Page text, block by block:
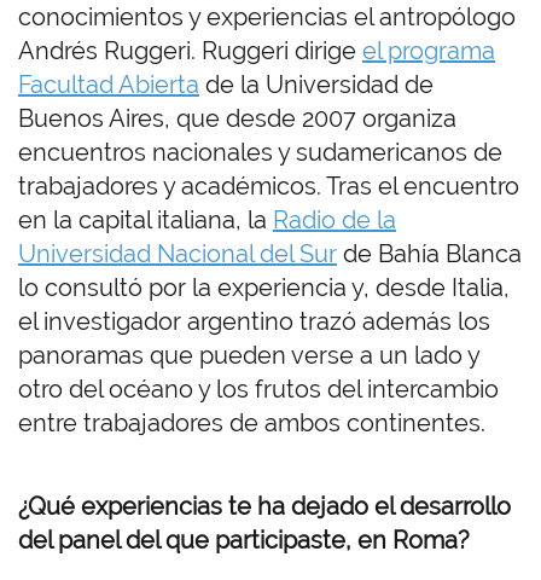
conocimientos y experiencias el antropólogo
Andrés Ruggeri. Ruggeri dirige el programa
Facultad Abierta de la Universidad de
Buenos Aires, que desde 2007 organiza
encuentros nacionales y sudamericanos de
trabajadores y académicos. Tras el encuentro
en la capital italiana, la Radio de la
Universidad Nacional del Sur de Bahía Blanca
lo consultó por la experiencia y, desde Italia,
el investigador argentino trazó además los
panoramas que pueden verse a un lado y
otro del océano y los frutos del intercambio
entre trabajadores de ambos continentes.
¿Qué experiencias te ha dejado el desarrollo
del panel del que participaste, en Roma?